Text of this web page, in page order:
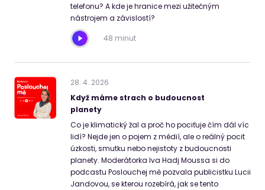
telefonu? A kde je hranice mezi užitečným
nástrojem a závislostí?
48 minut
28. 4. 2026
Když máme strach o budoucnost
planety
Co je klimatický žal a proč ho pociťuje čím dál víc
lidí? Nejde jen o pojem z médií, ale o reálný pocit
úzkosti, smutku nebo nejistoty z budoucnosti
planety. Moderátorka Iva Hadj Moussa si do
podcastu Poslouchej mě pozvala publicistku Lucii
Jandovou, se kterou rozebírá, jak se tento